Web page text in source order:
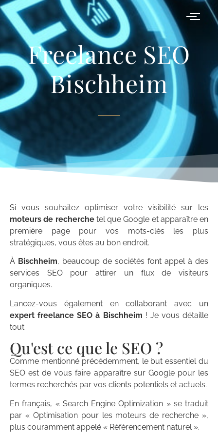
Freelance SEO
Bischheim (67)
Freelance SEO
Bischheim
Si vous souhaitez optimiser votre visibilité sur les
moteurs de recherchetel que Google et apparaître en
première page pour vos mots-clés les plus
stratégiques, vous êtes au bon endroit.
À Bischheim, beaucoup de sociétés font appel à des
services SEO pour attirer un flux de visiteurs
organiques.
Lancez-vous également en collaborant avec un
expert freelance SEO à Bischheim ! Je vous détaille
tout :
Qu'est ce que le SEO ?
Comme mentionné précédemment, le but essentiel du
SEO est de vous faire apparaître sur Google pour les
termes recherchés par vos clients potentiels et actuels.
En français, « Search Engine Optimization » se traduit
par « Optimisation pour les moteurs de recherche »,
plus couramment appelé « Référencement naturel ».